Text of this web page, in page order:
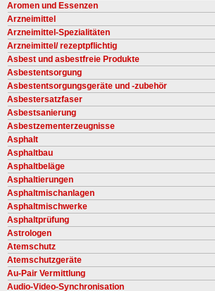
Aromen und Essenzen
Arzneimittel
Arzneimittel-Spezialitäten
Arzneimittel/ rezeptpflichtig
Asbest und asbestfreie Produkte
Asbestentsorgung
Asbestentsorgungsgeräte und -zubehör
Asbestersatzfaser
Asbestsanierung
Asbestzementerzeugnisse
Asphalt
Asphaltbau
Asphaltbeläge
Asphaltierungen
Asphaltmischanlagen
Asphaltmischwerke
Asphaltprüfung
Astrologen
Atemschutz
Atemschutzgeräte
Au-Pair Vermittlung
Audio-Video-Synchronisation